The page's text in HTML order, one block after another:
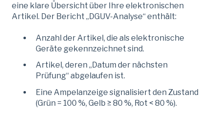
eine klare Übersicht über Ihre elektronischen
Artikel. Der Bericht „DGUV-Analyse“ enthält:
Anzahl der Artikel, die als elektronische
Geräte gekennzeichnet sind.
Artikel, deren „Datum der nächsten
Prüfung“ abgelaufen ist.
Eine Ampelanzeige signalisiert den Zustand
(Grün = 100 %, Gelb ≥ 80 %, Rot < 80 %).